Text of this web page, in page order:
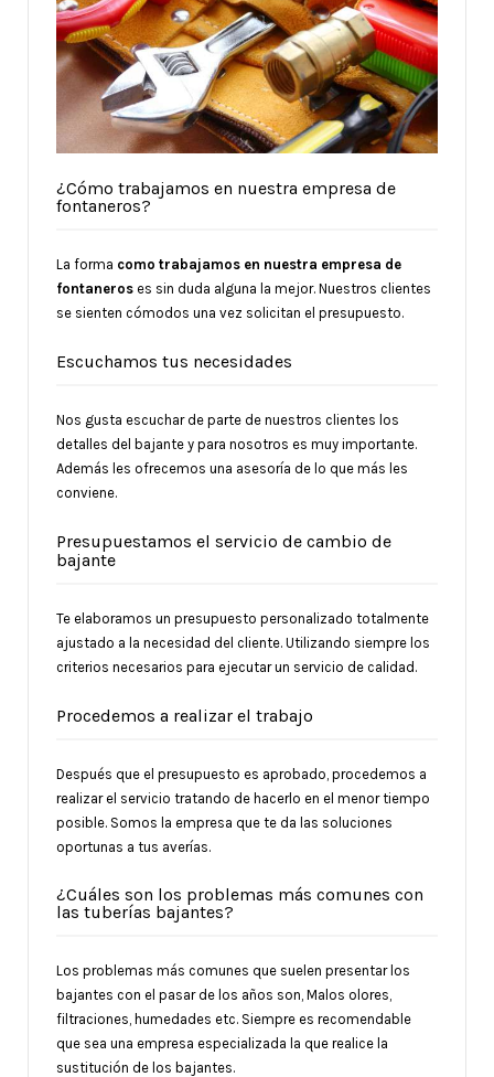
¿Cómo trabajamos en nuestra empresa de
fontaneros?
La forma como trabajamos en nuestra empresa de
fontaneros es sin duda alguna la mejor. Nuestros clientes
se sienten cómodos una vez solicitan el presupuesto.
Escuchamos tus necesidades
Nos gusta escuchar de parte de nuestros clientes los
detalles del bajante y para nosotros es muy importante.
Además les ofrecemos una asesoría de lo que más les
conviene.
Presupuestamos el servicio de cambio de
bajante
Te elaboramos un presupuesto personalizado totalmente
ajustado a la necesidad del cliente. Utilizando siempre los
criterios necesarios para ejecutar un servicio de calidad.
Procedemos a realizar el trabajo
Después que el presupuesto es aprobado, procedemos a
realizar el servicio tratando de hacerlo en el menor tiempo
posible. Somos la empresa que te da las soluciones
oportunas a tus averías.
¿Cuáles son los problemas más comunes con
las tuberías bajantes?
Los problemas más comunes que suelen presentar los
bajantes con el pasar de los años son, Malos olores,
filtraciones, humedades etc. Siempre es recomendable
que sea una empresa especializada la que realice la
sustitución de los bajantes.